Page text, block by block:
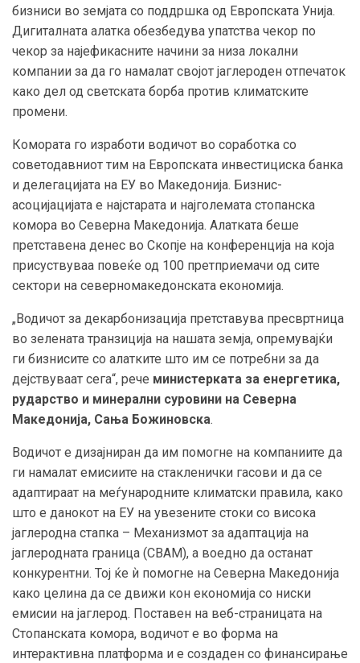
бизниси во земјата со поддршка од Европската Унија.
Дигиталната алатка обезбедува упатства чекор по
чекор за најефикасните начини за низа локални
компании за да го намалат својот јаглероден отпечаток
како дел од светската борба против климатските
промени.
Комората го изработи водичот во соработка со
советодавниот тим на Европската инвестициска банка
и делегацијата на ЕУ во Македонија. Бизнис-
асоцијацијата е најстарата и најголемата стопанска
комора во Северна Македонија. Алатката беше
претставена денес во Скопје на конференција на која
присуствуваа повеќе од 100 претприемачи од сите
сектори на северномакедонската економија.
„Водичот за декарбонизација претставува пресвртница
во зелената транзиција на нашата земја, опремувајќи
ги бизнисите со алатките што им се потребни за да
дејствуваат сега“, рече министерката за енергетика,
рударство и минерални суровини на Северна
Македонија, Сања Божиновска.
Водичот е дизајниран да им помогне на компаниите да
ги намалат емисиите на стакленички гасови и да се
адаптираат на меѓународните климатски правила, како
што е данокот на ЕУ на увезените стоки со висока
јаглеродна стапка – Механизмот за адаптација на
јаглеродната граница (CBAM), а воедно да останат
конкурентни. Тој ќе ѝ помогне на Северна Македонија
како целина да се движи кон економија со ниски
емисии на јаглерод. Поставен на веб-страницата на
Стопанската комора, водичот е во форма на
интерактивна платформа и е создаден со финансирање